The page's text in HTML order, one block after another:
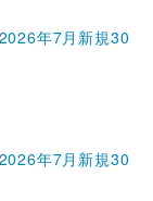
年7月新規30
年7月新規30